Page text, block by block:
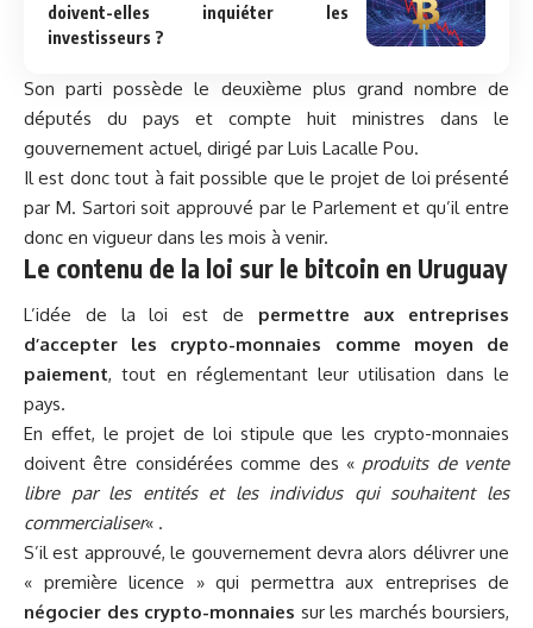
doivent-elles inquiéter les
investisseurs ?
Son parti possède le deuxième plus grand nombre de
députés du pays et compte huit ministres dans le
gouvernement actuel, dirigé par Luis Lacalle Pou.
Il est donc tout à fait possible que le projet de loi présenté
par M. Sartori soit approuvé par le Parlement et qu’il entre
donc en vigueur dans les mois à venir.
Le contenu de la loi sur le bitcoin en Uruguay
L’idée de la loi est de permettre aux entreprises
d’accepter les crypto-monnaies comme moyen de
paiement, tout en réglementant leur utilisation dans le
pays.
En effet, le projet de loi stipule que les crypto-monnaies
doivent être considérées comme des « produits de vente
libre par les entités et les individus qui souhaitent les
commercialiser« .
S’il est approuvé, le gouvernement devra alors délivrer une
« première licence » qui permettra aux entreprises de
négocier des crypto-monnaies sur les marchés boursiers,